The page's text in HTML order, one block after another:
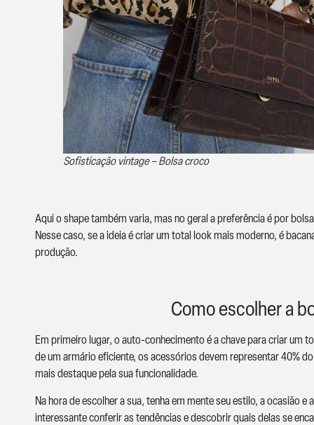
Sofisticação vintage – Bolsa croco
Aqui o shape também varia, mas no geral a preferência é por
Nesse caso, se a ideia é criar um total look mais moderno, é
produção.
Como escolher a
Em primeiro lugar, o auto-conhecimento é a chave para criar um
de um armário eficiente, os acessórios devem representar 40%
mais destaque pela sua funcionalidade.
Na hora de escolher a sua, tenha em mente seu estilo, a ocasião
interessante conferir as tendências e descobrir quais delas se